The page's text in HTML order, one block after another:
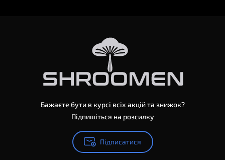
Бажаєте бути в курсі всіх акцій та знижок?
Підпишіться на розсилку
Підписатися